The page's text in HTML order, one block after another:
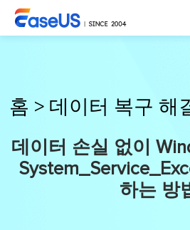
홈 > 데이터 복구 해
데이터 손실 없이
하는 방